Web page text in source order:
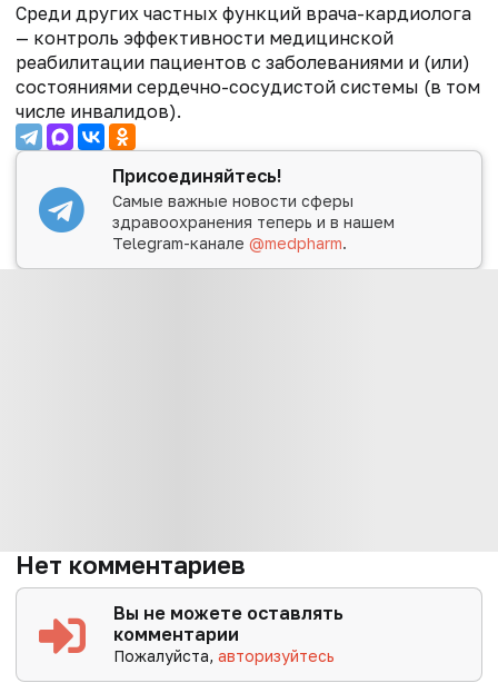
Среди других частных функций врача-кардиолога
— контроль эффективности медицинской
реабилитации пациентов с заболеваниями и (или)
состояниями сердечно-сосудистой системы (в том
числе инвалидов).
Присоединяйтесь!
Самые важные новости сферы
здравоохранения теперь и в нашем
Telegram-канале@medpharm.
Нет комментариев
Вы не можете оставлять
комментарии
Пожалуйста,авторизуйтесь